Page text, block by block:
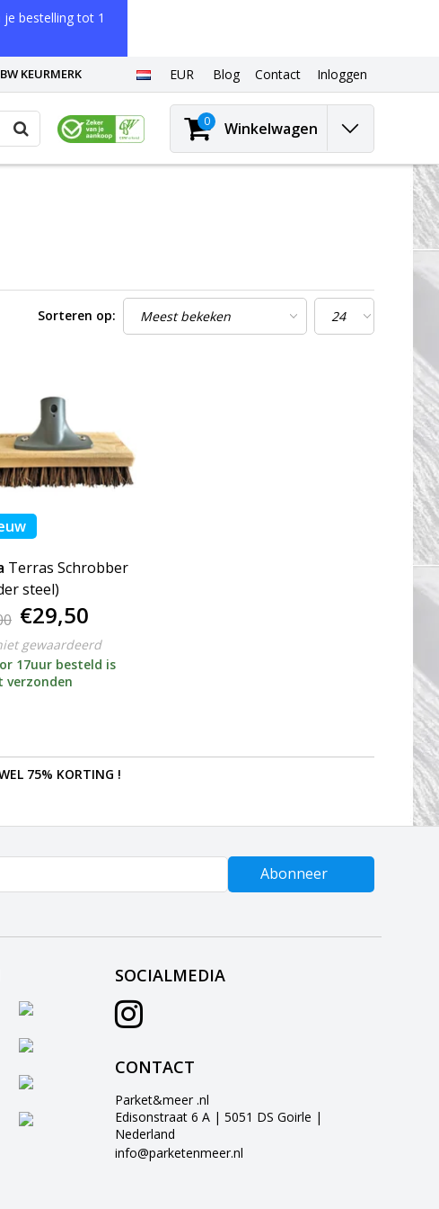
bestelling tot 1
KEURMERK EUR Blog Contact Inloggen
0 Winkelwagen
Sorteren op:
Terras Schrobber
steel)
€29,50
gewaardeerd
17uur besteld is
verzonden
75% KORTING !
Abonneer
SOCIALMEDIA
CONTACT
Parket&meer .nl
Edisonstraat 6 A | 5051 DS Goirle |
Nederland
info@parketenmeer.nl